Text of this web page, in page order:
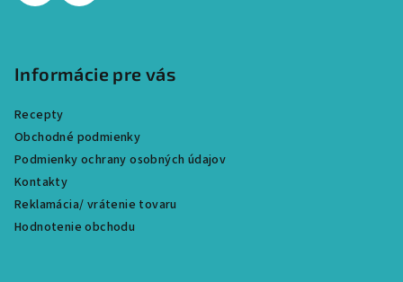
Informácie pre vás
Recepty
Obchodné podmienky
Podmienky ochrany osobných údajov
Kontakty
Reklamácia/ vrátenie tovaru
Hodnotenie obchodu